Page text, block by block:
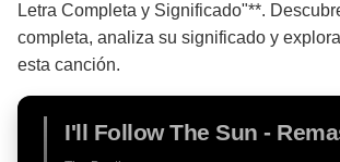
Letra Completa y Significado"**.
completa, analiza su significado y
esta canción.
I'll Follow The Sun -